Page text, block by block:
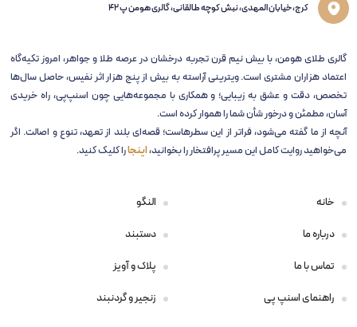
کرج، خیابان المهدی، نبش کوچه طالقانی، گالری هومن پ 42
گالری طلای هومن، با بیش نیم قرن تجربه‌ درخشان در عرصه طلا و جواهر، امروز تکیه‌گاه
اعتماد هزاران مشتری است. ویترینی آراسته به بیش از پنج هزار اثر نفیس، حاصل سال‌ها
تخصص، دقت و عشق به زیبایی؛ و همکاری با مجموعه‌هایی چون اسنپ‌پی، راه خریدی
آسان، مطمئن و درخور شأن شما را هموار کرده است.
آنچه از ما گفته می‌شود، فراتر از این سطرهاست؛ قصه‌ای بلند از تعهد، تنوع و اصالت. اگر
می‌خواهید روایت کامل این مسیر پرافتخار را بخوانید،اینجارا کلیک کنید.
خانه
درباره ما
تماس با ما
راهنمای اسنپ پی
النگو
دستبند
پلاک و آویز
زنجیر و گردنبند